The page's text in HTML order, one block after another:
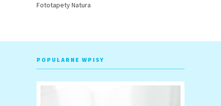
Fototapety Natura
POPULARNE WPISY